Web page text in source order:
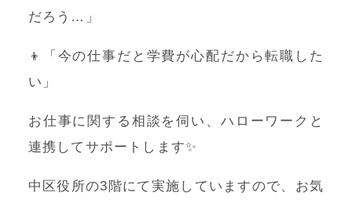
だろう…」
👦「今の仕事だと学費が心配だから転職した
い」
お仕事に関する相談を伺い、ハローワークと
連携してサポートします✨
中区役所の3階にて実施していますので、お気